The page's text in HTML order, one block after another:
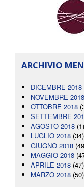
ARCHIVIO
DICEMBRE 2018
NOVEMBRE 2018
OTTOBRE 2018
SETTEMBRE
AGOSTO 2018 (1)
LUGLIO 2018 (34)
GIUGNO 2018
MAGGIO 2018
APRILE 2018 (47)
MARZO 2018 (50)